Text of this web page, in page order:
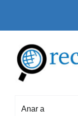
content
Anar a